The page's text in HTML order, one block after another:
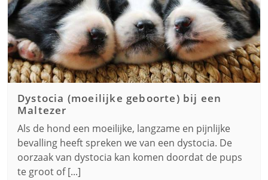
Dystocia (moeilijke geboorte) bij een
Maltezer
Als de hond een moeilijke, langzame en pijnlijke
bevalling heeft spreken we van een dystocia. De
oorzaak van dystocia kan komen doordat de pups
te groot of [...]